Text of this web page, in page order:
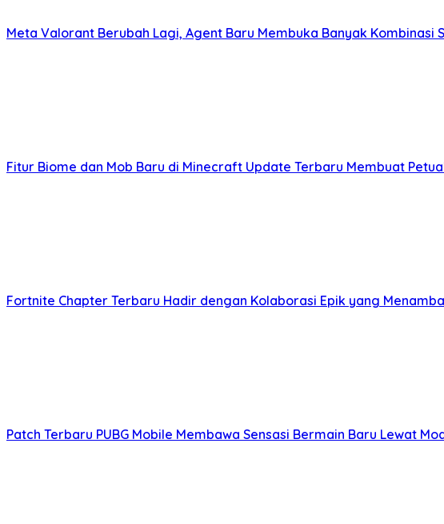
Meta Valorant Berubah Lagi, Agent Baru Membuka Banyak Kombinasi
Fitur Biome dan Mob Baru di Minecraft Update Terbaru Membuat
Fortnite Chapter Terbaru Hadir dengan Kolaborasi Epik yang
Patch Terbaru PUBG Mobile Membawa Sensasi Bermain Baru Lewat